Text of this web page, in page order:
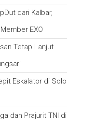
dari Kalbar,
EXO
Tetap Lanjut
Eskalator di Solo
dan Prajurit TNI di